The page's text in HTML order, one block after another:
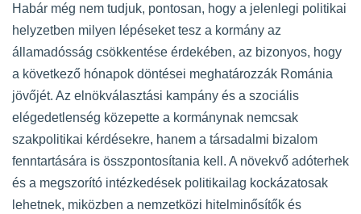
Habár még nem tudjuk, pontosan, hogy a jelenlegi politikai
helyzetben milyen lépéseket tesz a kormány az
államadósság csökkentése érdekében, az bizonyos, hogy
a következő hónapok döntései meghatározzák Románia
jövőjét. Az elnökválasztási kampány és a szociális
elégedetlenség közepette a kormánynak nemcsak
szakpolitikai kérdésekre, hanem a társadalmi bizalom
fenntartására is összpontosítania kell. A növekvő adóterhek
és a megszorító intézkedések politikailag kockázatosak
lehetnek, miközben a nemzetközi hitelminősítők és